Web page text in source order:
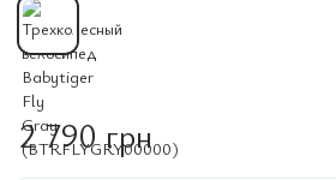
2 790 грн